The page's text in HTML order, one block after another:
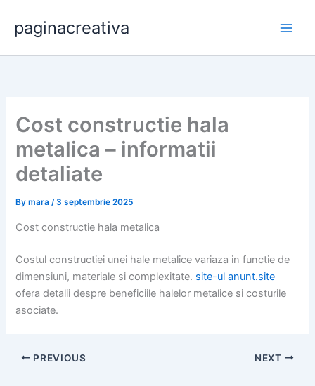
content
paginacreativa
Cost constructie hala
metalica – informatii
detaliate
Bymara/3 septembrie 2025
Cost constructie hala metalica
Costul constructiei unei hale metalice variaza in functie de
dimensiuni, materiale si complexitate. site-ul anunt.site
ofera detalii despre beneficiile halelor metalice si costurile
asociate.
PREVIOUS NEXT